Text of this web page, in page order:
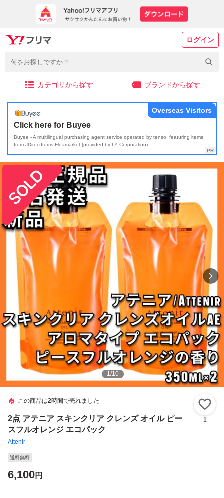
ログイン
カテゴリから探す ブランドから探す
Click here for Buyee
Buyee - A multilingual purchasing agent service operated by tenso, featuring items
from JDirectItems Fleamarket (provided by LY Corporation)
Overseas Visitors
1/10
この商品は2時間で売れました
2点 アテニア スキンクリア クレンズ オイル ピー
スフルオレンジ エコパック
Attenir
1
送料無料
6,100円